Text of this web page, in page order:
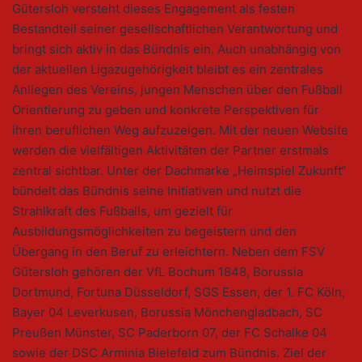
Gütersloh versteht dieses Engagement als festen
Bestandteil seiner gesellschaftlichen Verantwortung und
bringt sich aktiv in das Bündnis ein. Auch unabhängig von
der aktuellen Ligazugehörigkeit bleibt es ein zentrales
Anliegen des Vereins, jungen Menschen über den Fußball
Orientierung zu geben und konkrete Perspektiven für
ihren beruflichen Weg aufzuzeigen. Mit der neuen Website
werden die vielfältigen Aktivitäten der Partner erstmals
zentral sichtbar. Unter der Dachmarke „Heimspiel Zukunft“
bündelt das Bündnis seine Initiativen und nutzt die
Strahlkraft des Fußballs, um gezielt für
Ausbildungsmöglichkeiten zu begeistern und den
Übergang in den Beruf zu erleichtern. Neben dem FSV
Gütersloh gehören der VfL Bochum 1848, Borussia
Dortmund, Fortuna Düsseldorf, SGS Essen, der 1. FC Köln,
Bayer 04 Leverkusen, Borussia Mönchengladbach, SC
Preußen Münster, SC Paderborn 07, der FC Schalke 04
sowie der DSC Arminia Bielefeld zum Bündnis. Ziel der